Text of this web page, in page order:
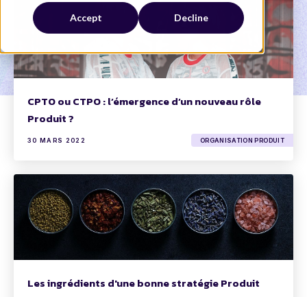
Accept Decline
CPTO ou CTPO : l’émergence d’un nouveau rôle
Produit ?
30 MARS 2022 ORGANISATION PRODUIT
Les ingrédients d'une bonne stratégie Produit